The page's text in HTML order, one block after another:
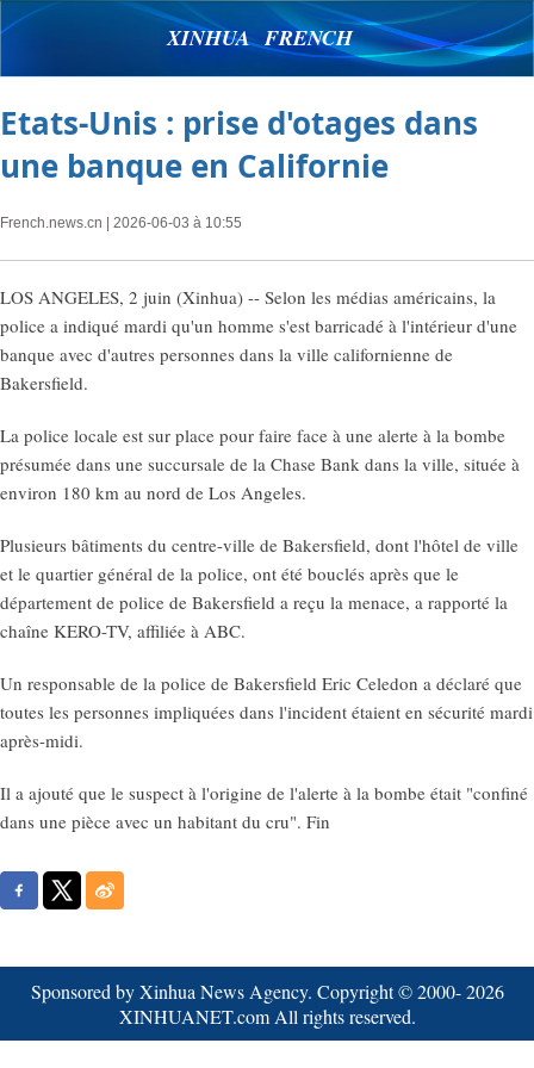
XINHUA FRENCH
Etats-Unis : prise d'otages dans
une banque en Californie
French.news.cn | 2026-06-03 à 10:55
LOS ANGELES, 2 juin (Xinhua) -- Selon les médias américains, la
police a indiqué mardi qu'un homme s'est barricadé à l'intérieur d'une
banque avec d'autres personnes dans la ville californienne de
Bakersfield.
La police locale est sur place pour faire face à une alerte à la bombe
présumée dans une succursale de la Chase Bank dans la ville, située à
environ 180 km au nord de Los Angeles.
Plusieurs bâtiments du centre-ville de Bakersfield, dont l'hôtel de ville
et le quartier général de la police, ont été bouclés après que le
département de police de Bakersfield a reçu la menace, a rapporté la
chaîne KERO-TV, affiliée à ABC.
Un responsable de la police de Bakersfield Eric Celedon a déclaré que
toutes les personnes impliquées dans l'incident étaient en sécurité mardi
après-midi.
Il a ajouté que le suspect à l'origine de l'alerte à la bombe était "confiné
dans une pièce avec un habitant du cru". Fin
Sponsored by Xinhua News Agency. Copyright © 2000-2026
XINHUANET.com All rights reserved.